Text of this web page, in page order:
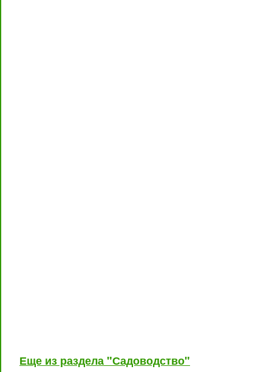
Еще из раздела "Садоводство"